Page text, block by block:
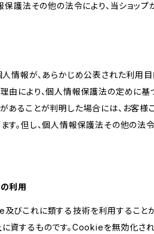
保護法その他の法令により、当ショ
人情報が、あらかじめ公表された利
由により、個人情報保護法の定めに基
あることが判明した場合には、お客
す。但し、個人情報保護法その他の
利用
及びこれに類する技術を利用すること
資するものです。Cookieを無効化さ